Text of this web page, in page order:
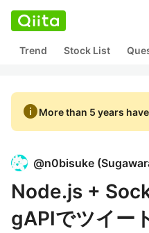
Trend Stock List
infoMore than 5 years
@n0bisuke (
Node.js +
gAPIでツイー